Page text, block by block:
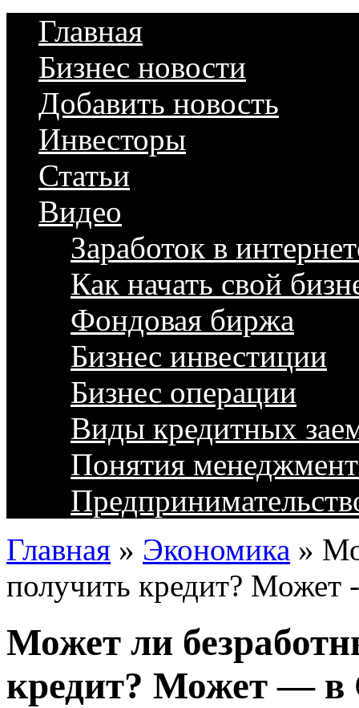
Главная
Бизнес новости
Добавить новость
Инвесторы
Статьи
Видео
Заработок в
Как начать свой
Фондовая биржа
Бизнес инвестиции
Бизнес операции
Виды кредитных
Понятия
Главная » Экономика »
получить кредит? Может
Может ли
кредит? Может — в